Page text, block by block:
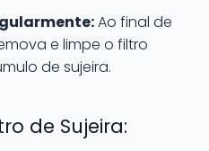
Ao final de
e limpe o filtro
de sujeira.
de Sujeira: